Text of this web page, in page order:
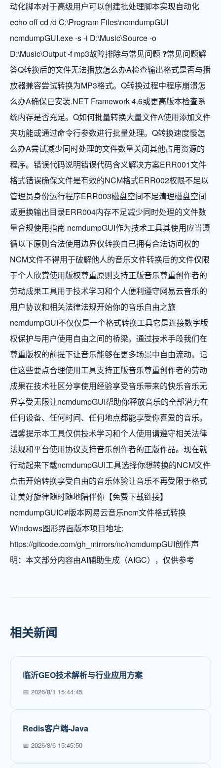
动化脚本对于高级用户可以创建批处理脚本实现自动化
echo off cd /d C:\Program Files\ncmdumpGUI
ncmdumpGUI.exe -s -i D:\Music\Source -o
D:\Music\Output -f mp3故障排除与常见问题 ❓常见问题解
答Q转换后的文件无法播放怎么办A检查输出格式是否与播
放器兼容尝试转换为MP3格式。Q转换过程中程序崩溃怎
么办A确保已安装.NET Framework 4.6或更高版本检查系
统内存是否充足。Q如何批量转换大量文件A使用添加文件
夹功能或通过命令行参数进行批量处理。Q转换速度慢怎
么办A尝试减少同时处理的文件数量关闭其他占用资源的
程序。错误代码说明错误代码含义解决方案ERR001文件
格式错误确保文件是有效的NCM格式ERR002权限不足以
管理员身份运行程序ERR003磁盘空间不足清理磁盘空间
或更换输出目录ERR004内存不足减少同时处理的文件数
量合规使用指南 ncmdumpGUI作为技术工具其使用应当遵
循以下原则合法使用边界仅转换自己拥有合法访问权的
NCM文件不得用于破解他人的音乐文件转换后的文件仅限
于个人欣赏使用版权尊重原则支持正版音乐尊重创作者的
劳动成果工具用于技术学习和个人便利遵守网易云音乐的
用户协议和相关法律法规开始你的音乐自由之旅
ncmdumpGUI不仅仅是一个格式转换工具它是连接数字版
权保护与用户使用自由之间的桥梁。通过技术手段我们在
尊重版权的前提下让音乐能够在更多场景中自由流动。记
住这些要点合理使用工具支持正版音乐尊重创作者的劳动
成果在技术社区分享使用经验享受音乐带来的快乐音乐无
界享受无限让ncmdumpGUI帮助你释放音乐的全部潜力在
任何设备、任何时间、任何地点都能享受你喜爱的音乐。
温馨提示本工具仅供技术学习和个人使用请遵守相关法律
法规和平台使用协议支持音乐创作者的正版作品。现在就
行动起来下载ncmdumpGUI工具选择你想转换的NCM文件
点击开始转换享受自由的音乐体验让音乐不再受限于格式
让美好旋律随时随地陪伴你【免费下载链接】
ncmdumpGUIC#版本网易云音乐ncm文件格式转换
Windows图形界面版本项目地址:
https://gitcode.com/gh_mirrors/nc/ncmdumpGUI创作声
明：本文部分内容由AI辅助生成（AIGC），仅供参考
相关新闻
临沂GEO技术解析与行业应用方案
📅 2026/8/1 15:44:45
Redis客户端-Java
📅 2026/8/6 15:45:50